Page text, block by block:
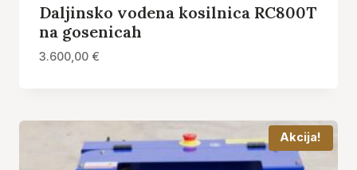
Daljinsko vodena kosilnica RC800T
na gosenicah
3.600,00 €
Akcija!